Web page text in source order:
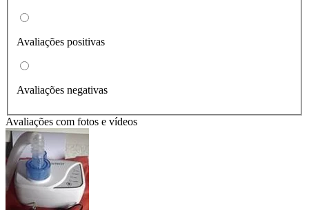
Avaliações positivas
Avaliações negativas
Avaliações com fotos e vídeos